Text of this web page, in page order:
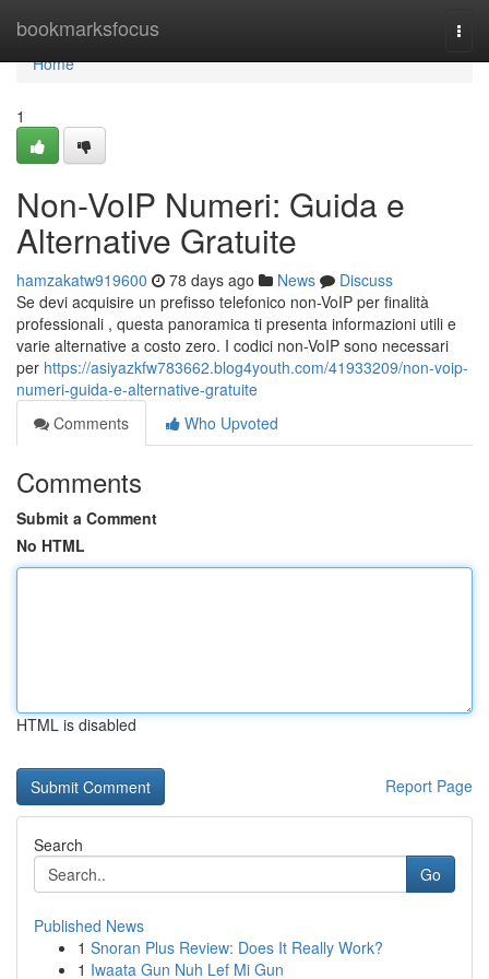
bookmarksfocus
Home
Home
1
Non-VoIP Numeri: Guida e
Alternative Gratuite
hamzakatw919600 78 days ago News
Discuss
Se devi acquisire un prefisso telefonico non-VoIP per finalità
professionali , questa panoramica ti presenta informazioni utili e
varie alternative a costo zero. I codici non-VoIP sono necessari
per https://asiyazkfw783662.blog4youth.com/41933209/non-voip-
numeri-guida-e-alternative-gratuite
Comments
Who Upvoted
Comments
Submit a Comment
No HTML
HTML is disabled
Report Page
Search
Go
Published News
1 Snoran Plus Review: Does It Really Work?
1 Iwaata Gun Nuh Lef Mi Gun